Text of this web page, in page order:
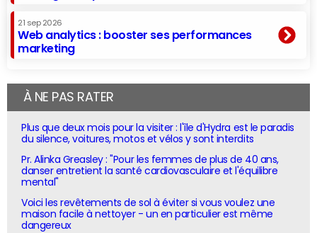
21 sep 2026
Web analytics : booster ses performances
marketing
À NE PAS RATER
Plus que deux mois pour la visiter : l'île d'Hydra est le paradis
du silence, voitures, motos et vélos y sont interdits
Pr. Alinka Greasley : "Pour les femmes de plus de 40 ans,
danser entretient la santé cardiovasculaire et l'équilibre
mental"
Voici les revêtements de sol à éviter si vous voulez une
maison facile à nettoyer - un en particulier est même
dangereux